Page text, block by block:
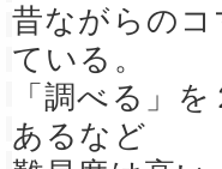
昔ながらの
ている。
「調べる」
あるなど